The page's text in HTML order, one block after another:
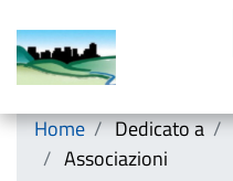
Horizontal menu
Home Dedicato a
Associazioni